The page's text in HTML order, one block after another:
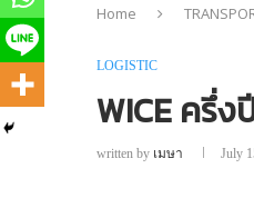
Home
LOGISTIC
WICE ครึ่
written by เมษา July